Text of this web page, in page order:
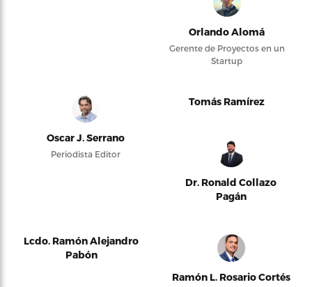
Orlando Alomá
Gerente de Proyectos en un
Startup
Oscar J. Serrano
Periodista Editor
Tomás Ramírez
Dr. Ronald Collazo
Pagán
Lcdo. Ramón Alejandro
Pabón
Ramón L. Rosario Cortés